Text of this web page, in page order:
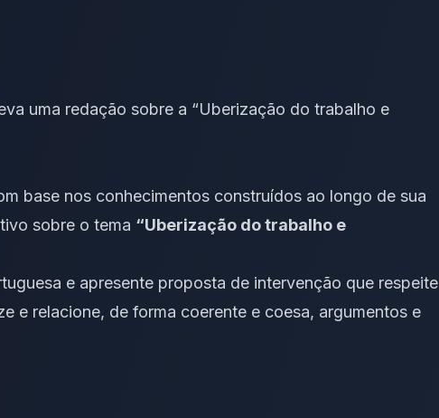
uma redação sobre a “Uberização do trabalho e
base nos conhecimentos construídos ao longo de sua
sobre o tema “Uberização do trabalho e
e apresente proposta de intervenção que respeite
e relacione, de forma coerente e coesa, argumentos e